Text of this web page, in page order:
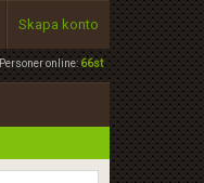
Personer online:66st
Skapa konto